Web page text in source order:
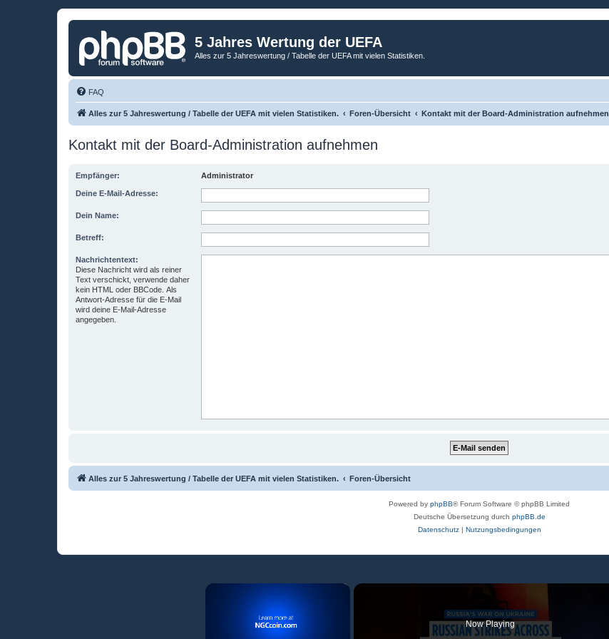
5 Jahres Wertung der UEFA
Alles zur 5 Jahreswertung / Tabelle der UEFA mit vielen Statistiken.
FAQ
Alles zur 5 Jahreswertung / Tabelle der UEFA mit vielen Statistiken. Foren-Übersicht Kontakt mit der Board-Administration aufnehmen
Kontakt mit der Board-Administration aufnehmen
Empfänger: Administrator
Deine E-Mail-Adresse:
Dein Name:
Betreff:
Nachrichtentext:
Diese Nachricht wird als reiner
Text verschickt, verwende daher
kein HTML oder BBCode. Als
Antwort-Adresse für die E-Mail
wird deine E-Mail-Adresse
angegeben.
Alles zur 5 Jahreswertung / Tabelle der UEFA mit vielen Statistiken. Foren-Übersicht
Powered by phpBB® Forum Software © phpBB Limited
Deutsche Übersetzung durch phpBB.de
Datenschutz| Nutzungsbedingungen
×
Now Playing